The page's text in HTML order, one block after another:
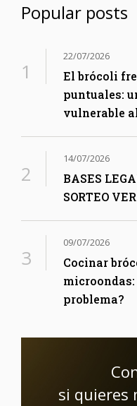
Popular posts
22/07/2026
El brócoli
puntuales:
vulnerable
14/07/2026
BASES
SORTEO
09/07/2026
Cocinar
problema?
si quieres